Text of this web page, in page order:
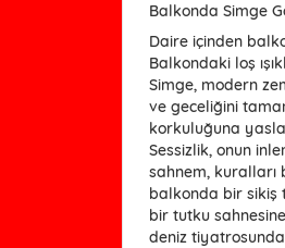
Balkonda Simge
Daire içinden
Balkondaki loş
Simge, modern
ve geceliğini
korkuluğuna
Sessizlik, onun
sahnem, kuralları
balkonda bir sikiş
bir tutku
deniz tiyatrosunda